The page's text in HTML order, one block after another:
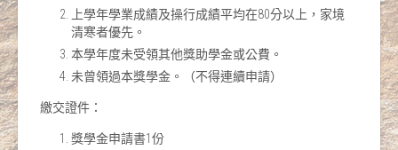
上學年學業成績及操行成績平均在80分以上，家境
清寒者優先。
本學年度未受領其他獎助學金或公費。
未曾領過本獎學金。（不得連續申請）
繳交證件：
獎學金申請書1份